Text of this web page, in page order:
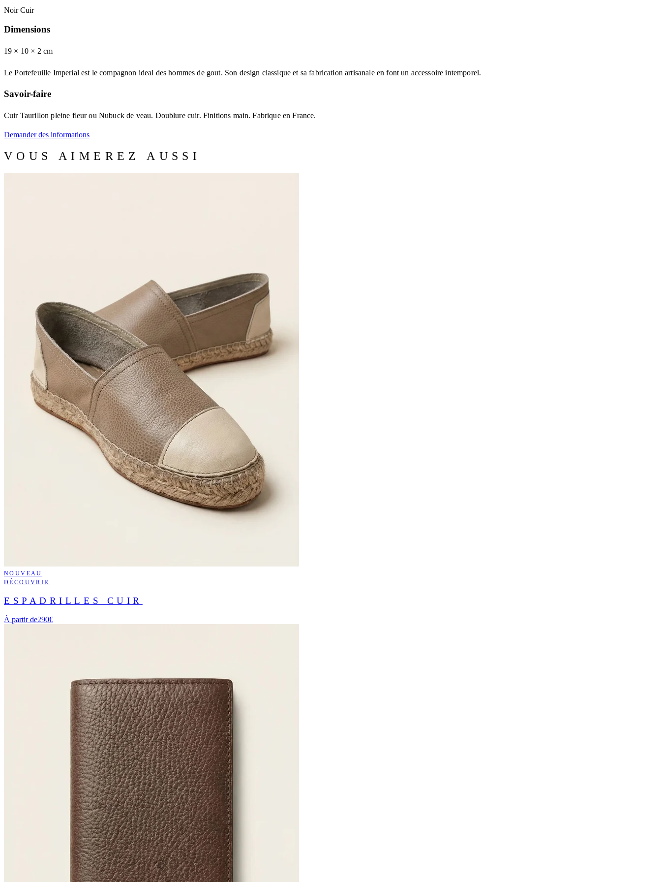
Noir Cuir
Dimensions
19 × 10 × 2 cm
Le Portefeuille Imperial est le compagnon ideal des hommes de gout. Son design classique et sa fabrication artisanale en font un accessoire intemporel.
Savoir-faire
Cuir Taurillon pleine fleur ou Nubuck de veau. Doublure cuir. Finitions main. Fabrique en France.
Demander des informations
VOUS AIMEREZ AUSSI
NOUVEAU
DÉCOUVRIR
ESPADRILLES CUIR
À partir de290€